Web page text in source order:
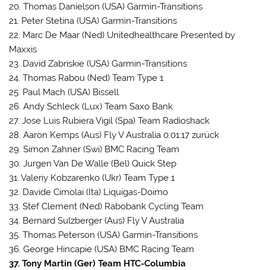
20. Thomas Danielson (USA) Garmin-Transitions
21. Peter Stetina (USA) Garmin-Transitions
22. Marc De Maar (Ned) Unitedhealthcare Presented by
Maxxis
23. David Zabriskie (USA) Garmin-Transitions
24. Thomas Rabou (Ned) Team Type 1
25. Paul Mach (USA) Bissell
26. Andy Schleck (Lux) Team Saxo Bank
27. Jose Luis Rubiera Vigil (Spa) Team Radioshack
28. Aaron Kemps (Aus) Fly V Australia 0:01:17 zurück
29. Simon Zahner (Swi) BMC Racing Team
30. Jurgen Van De Walle (Bel) Quick Step
31. Valeriy Kobzarenko (Ukr) Team Type 1
32. Davide Cimolai (Ita) Liquigas-Doimo
33. Stef Clement (Ned) Rabobank Cycling Team
34. Bernard Sulzberger (Aus) Fly V Australia
35. Thomas Peterson (USA) Garmin-Transitions
36. George Hincapie (USA) BMC Racing Team
37. Tony Martin (Ger) Team HTC-Columbia